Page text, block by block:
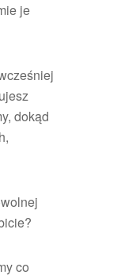
je
dokąd
co